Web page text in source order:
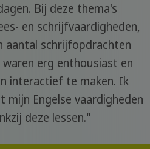
Bij deze thema's
en schrijfvaardigheden,
aantal schrijfopdrachten
erg enthousiast en
interactief te maken. Ik
mijn Engelse vaardigheden
deze lessen."